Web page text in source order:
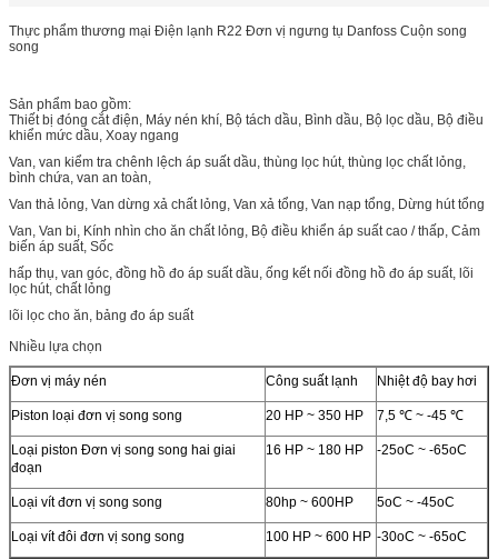
Thực phẩm thương mại Điện lạnh R22 Đơn vị ngưng tụ Danfoss Cuộn song
song
Sản phẩm bao gồm:
Thiết bị đóng cắt điện, Máy nén khí, Bộ tách dầu, Bình dầu, Bộ lọc dầu, Bộ điều
khiển mức dầu, Xoay ngang
Van, van kiểm tra chênh lệch áp suất dầu, thùng lọc hút, thùng lọc chất lỏng,
bình chứa, van an toàn,
Van thả lỏng, Van dừng xả chất lỏng, Van xả tổng, Van nạp tổng, Dừng hút tổng
Van, Van bi, Kính nhìn cho ăn chất lỏng, Bộ điều khiển áp suất cao / thấp, Cảm
biến áp suất, Sốc
hấp thụ, van góc, đồng hồ đo áp suất dầu, ống kết nối đồng hồ đo áp suất, lõi
lọc hút, chất lỏng
lõi lọc cho ăn, bảng đo áp suất
Nhiều lựa chọn
Đơn vị máy nén Công suất lạnh Nhiệt độ bay hơi
Piston loại đơn vị song song 20 HP ~ 350 HP 7,5 ℃ ~ -45 ℃
Loại piston Đơn vị song song hai giai
đoạn
16 HP ~ 180 HP -25oC ~ -65oC
Loại vít đơn vị song song 80hp ~ 600HP 5oC ~ -45oC
Loại vít đôi đơn vị song song 100 HP ~ 600 HP -30oC ~ -65oC